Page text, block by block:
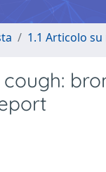
1.1 Articolo